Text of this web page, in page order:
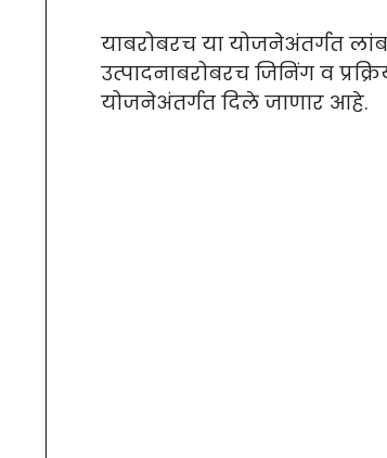
याबरोबरच या योजनेअंतर्गत
उत्पादनाबरोबरच जिनिंग व
योजनेअंतर्गत दिले जाणार आहे.